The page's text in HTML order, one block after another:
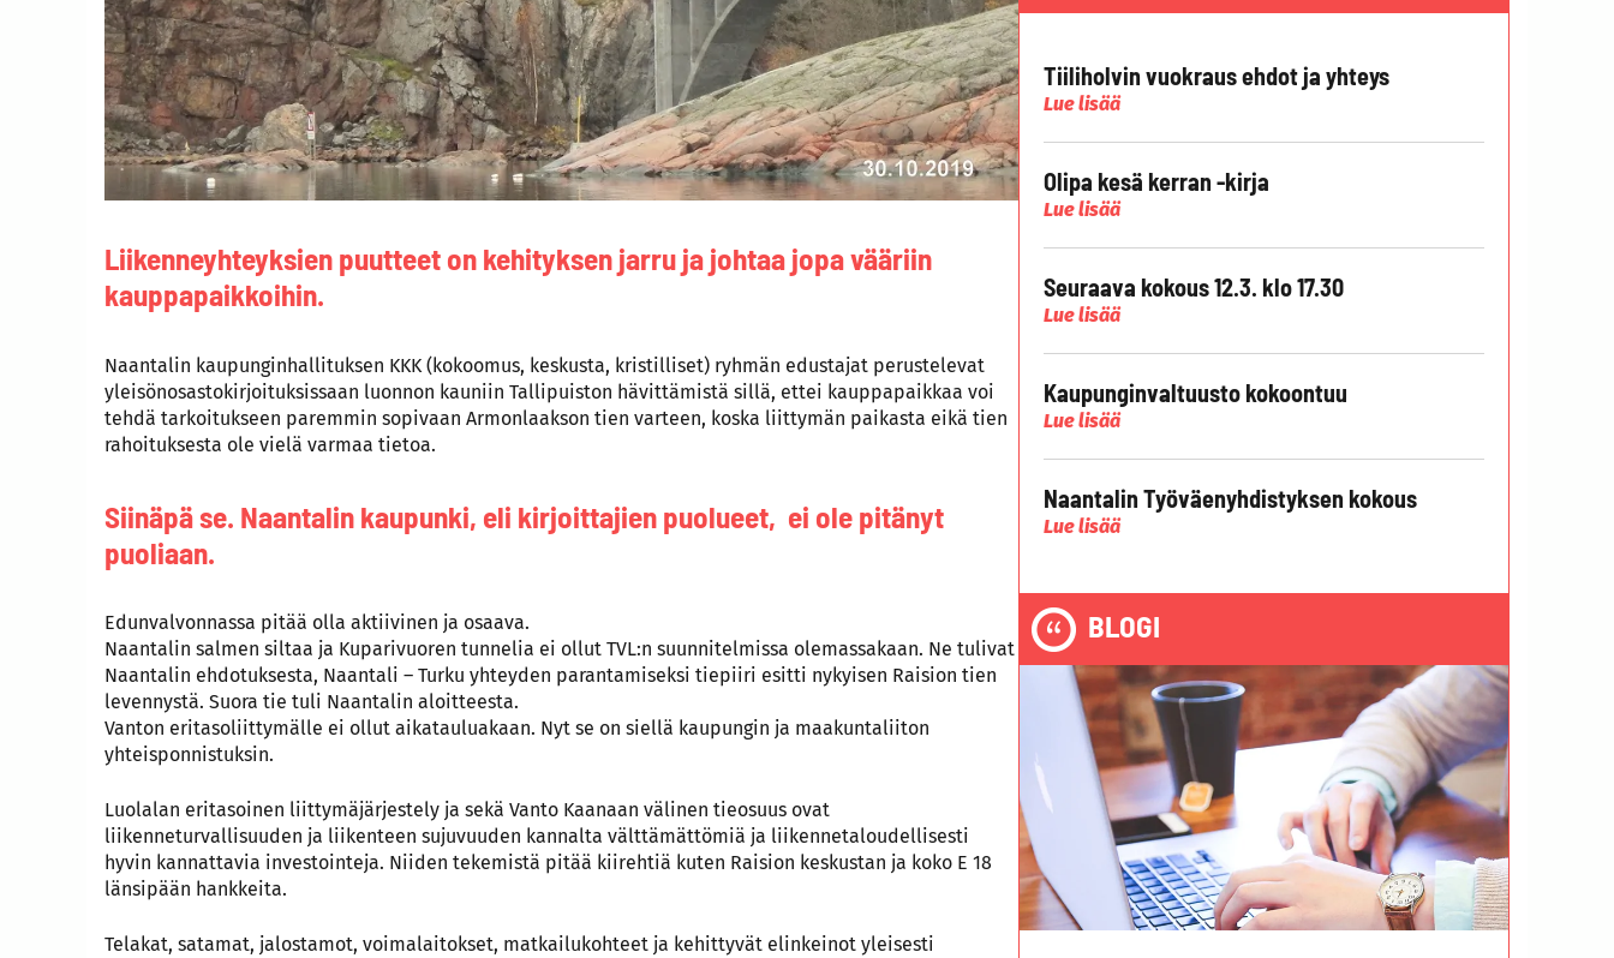
Liikenneyhteyksien puutteet on kehityksen jarru ja johtaa jopa vääriin
kauppapaikkoihin.
Naantalin kaupunginhallituksen KKK (kokoomus, keskusta, kristilliset) ryhmän edustajat perustelevat
yleisönosastokirjoituksissaan luonnon kauniin Tallipuiston hävittämistä sillä, ettei kauppapaikkaa voi
tehdä tarkoitukseen paremmin sopivaan Armonlaakson tien varteen, koska liittymän paikasta eikä tien
rahoituksesta ole vielä varmaa tietoa.
Siinäpä se. Naantalin kaupunki, eli kirjoittajien puolueet, ei ole pitänyt
puoliaan.
Edunvalvonnassa pitää olla aktiivinen ja osaava.
Naantalin salmen siltaa ja Kuparivuoren tunnelia ei ollut TVL:n suunnitelmissa olemassakaan. Ne tulivat
Naantalin ehdotuksesta, Naantali – Turku yhteyden parantamiseksi tiepiiri esitti nykyisen Raision tien
levennystä. Suora tie tuli Naantalin aloitteesta.
Vanton eritasoliittymälle ei ollut aikatauluakaan. Nyt se on siellä kaupungin ja maakuntaliiton
yhteisponnistuksin.
Luolalan eritasoinen liittymäjärjestely ja sekä Vanto Kaanaan välinen tieosuus ovat
liikenneturvallisuuden ja liikenteen sujuvuuden kannalta välttämättömiä ja liikennetaloudellisesti
hyvin kannattavia investointeja. Niiden tekemistä pitää kiirehtiä kuten Raision keskustan ja koko E 18
länsipään hankkeita.
Telakat, satamat, jalostamot, voimalaitokset, matkailukohteet ja kehittyvät elinkeinot yleisesti
Tiiliholvin vuokraus ehdot ja yhteys
Lue lisää
Olipa kesä kerran -kirja
Lue lisää
Seuraava kokous 12.3. klo 17.30
Lue lisää
Kaupunginvaltuusto kokoontuu
Lue lisää
Naantalin Työväenyhdistyksen kokous
Lue lisää
BLOGI